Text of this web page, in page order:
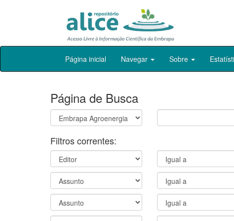
Skip
Página inicial Navegar Sobre
Página de Busca
Filtros correntes: